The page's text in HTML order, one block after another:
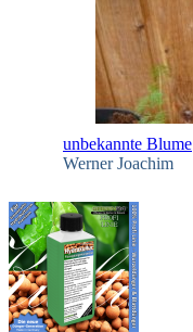
unbekannte Blume
Werner Joachim